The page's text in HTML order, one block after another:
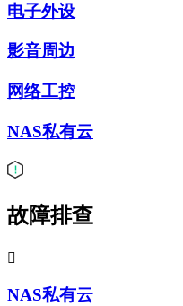
电子外设
影音周边
网络工控
NAS私有云
故障排查

NAS私有云